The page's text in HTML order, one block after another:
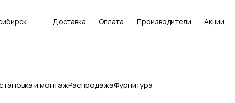
Доставка Оплата Производители Акции
и монтажРаспродажаФурнитура